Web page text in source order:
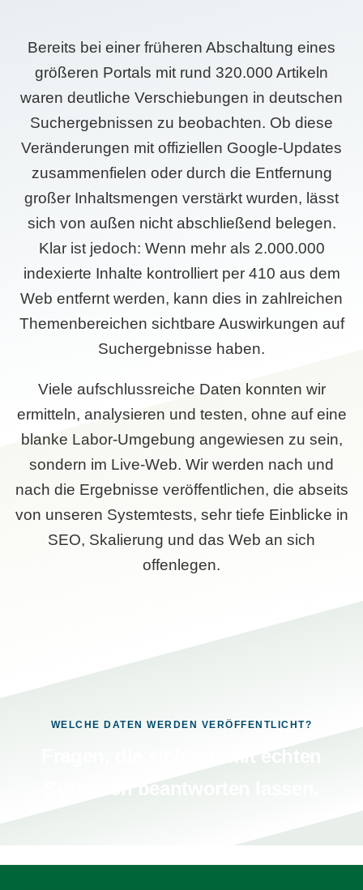
Bereits bei einer früheren Abschaltung eines
größeren Portals mit rund 320.000 Artikeln
waren deutliche Verschiebungen in deutschen
Suchergebnissen zu beobachten. Ob diese
Veränderungen mit offiziellen Google-Updates
zusammenfielen oder durch die Entfernung
großer Inhaltsmengen verstärkt wurden, lässt
sich von außen nicht abschließend belegen.
Klar ist jedoch: Wenn mehr als 2.000.000
indexierte Inhalte kontrolliert per 410 aus dem
Web entfernt werden, kann dies in zahlreichen
Themenbereichen sichtbare Auswirkungen auf
Suchergebnisse haben.
Viele aufschlussreiche Daten konnten wir
ermitteln, analysieren und testen, ohne auf eine
blanke Labor-Umgebung angewiesen zu sein,
sondern im Live-Web. Wir werden nach und
nach die Ergebnisse veröffentlichen, die abseits
von unseren Systemtests, sehr tiefe Einblicke in
SEO, Skalierung und das Web an sich
offenlegen.
WELCHE DATEN WERDEN VERÖFFENTLICHT?